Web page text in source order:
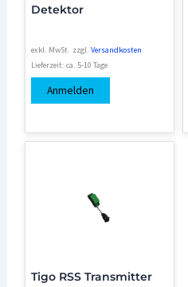
Detektor
exkl. MwSt. zzgl.Versandkosten
Lieferzeit:ca. 5-10 Tage
Anmelden
Tigo RSS Transmitter